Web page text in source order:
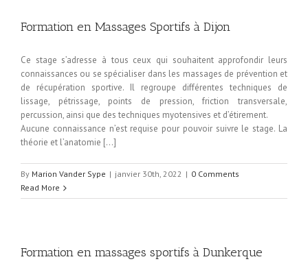
Formation en Massages Sportifs à Dijon
Ce stage s’adresse à tous ceux qui souhaitent approfondir leurs
connaissances ou se spécialiser dans les massages de prévention et
de récupération sportive. Il regroupe différentes techniques de
lissage, pétrissage, points de pression, friction transversale,
percussion, ainsi que des techniques myotensives et d’étirement.
Aucune connaissance n’est requise pour pouvoir suivre le stage. La
théorie et l’anatomie […]
By Marion Vander Sype | janvier 30th, 2022 | 0 Comments
Read More
Formation en massages sportifs à Dunkerque